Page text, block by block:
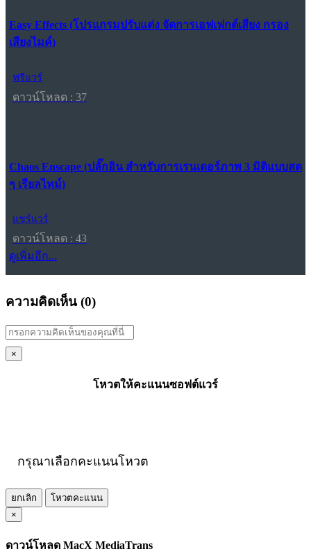
Easy Effects (โปรแกรมปรับแต่ง จัดการเอฟเฟกต์เสียง กรอง
เสียงไมค์)
ฟรีแวร์
ดาวน์โหลด : 37
Chaos Enscape (ปลั๊กอิน สำหรับการเรนเดอร์ภาพ 3 มิติแบบสด
ๆ เรียลไทม์)
แชร์แวร์
ดาวน์โหลด : 43
ดูเพิ่มอีก...
ความคิดเห็น (0)
×
โหวตให้คะแนนซอฟต์แวร์
กรุณาเลือกคะแนนโหวต
ยกเลิก
โหวตคะแนน
×
ดาวน์โหลด MacX MediaTrans